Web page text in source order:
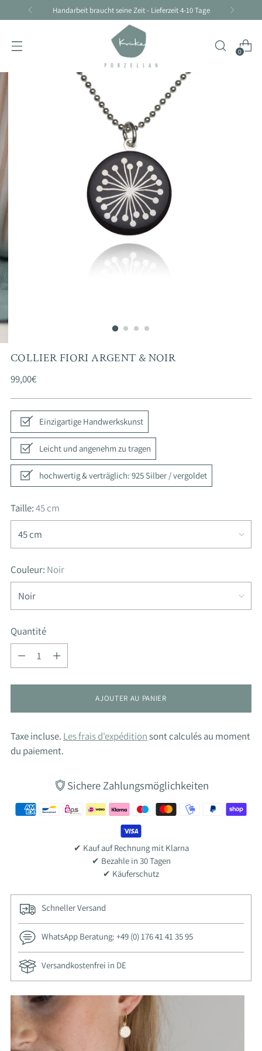
Handarbeit braucht seine Zeit - Lieferzeit 4-10 Tage
0
COLLIER FIORI ARGENT & NOIR
Prix
99,00€
Einzigartige Handwerkskunst
Leicht und angenehm zu tragen
hochwertig & verträglich: 925 Silber / vergoldet
Taille:45 cm
Couleur: Noir
Quantité
Quantité
AJOUTER AU PANIER
Taxe incluse. Les frais d'expéditionsont calculés au moment
du paiement.
Sichere Zahlungsmöglichkeiten
✔ Kauf auf Rechnung mit Klarna
✔ Bezahle in 30 Tagen
✔ Käuferschutz
Schneller Versand
WhatsApp Beratung: +49 (0) 176 41 41 35 95
Versandkostenfrei in DE
Ajouter
produit
à